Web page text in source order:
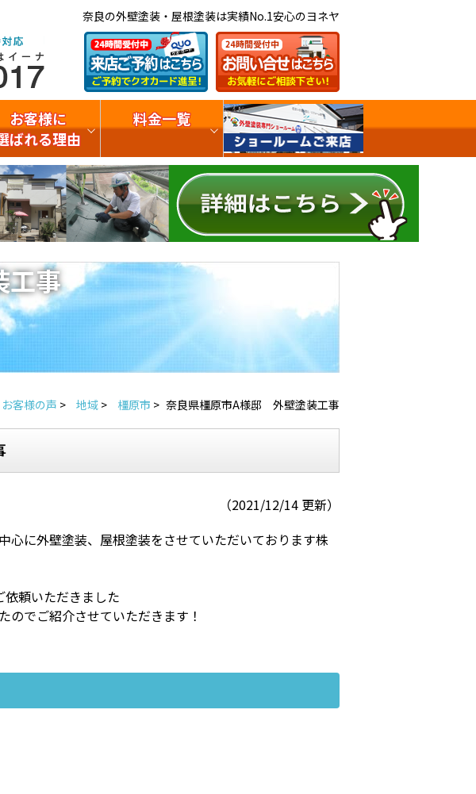
奈良の外壁塗装・屋根塗装は実績No.1安心のヨネヤ
お客様に
ばれる理由
料金一覧
工事
お客様の声 > 地域 > 橿原市 > 奈良県橿原市A様邸 外壁塗装工事
（2021/12/14 更新）
心に外壁塗装、屋根塗装をさせていただいております株
頼いただきました
のでご紹介させていただきます！